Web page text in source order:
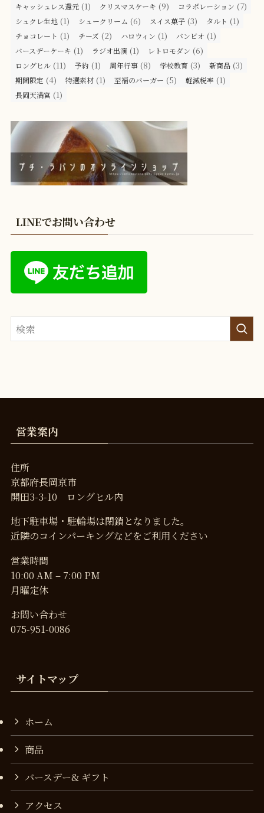
キャッシュレス還元 (1) クリスマスケーキ (9) コラボレーション (7)
シュクレ生地 (1) シュークリーム (6) スイス菓子 (3) タルト (1)
チョコレート (1) チーズ (2) ハロウィン (1) バンビオ (1)
バースデーケーキ (1) ラジオ出演 (1) レトロモダン (6)
ロングヒル (11) 予約 (1) 周年行事 (8) 学校教育 (3) 新商品 (3)
期間限定 (4) 特選素材 (1) 至福のバーガー (5) 軽減税率 (1)
長岡天満宮 (1)
LINEでお問い合わせ
営業案内
住所
京都府長岡京市
開田3-3-10 ロングヒル内
地下駐車場・駐輪場は閉鎖となりました。
近隣のコインパーキングなどをご利用ください
営業時間
10:00 AM – 7:00 PM
月曜定休
お問い合わせ
075-951-0086
サイトマップ
ホーム
商品
バースデー& ギフト
アクセス